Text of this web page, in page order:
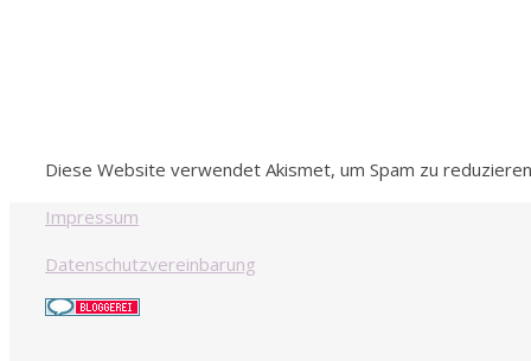
Diese Website verwendet Akismet, um Spam zu
Impressum
Datenschutzvereinbarung